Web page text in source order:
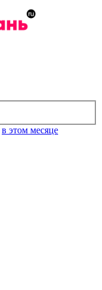
в этом месяце